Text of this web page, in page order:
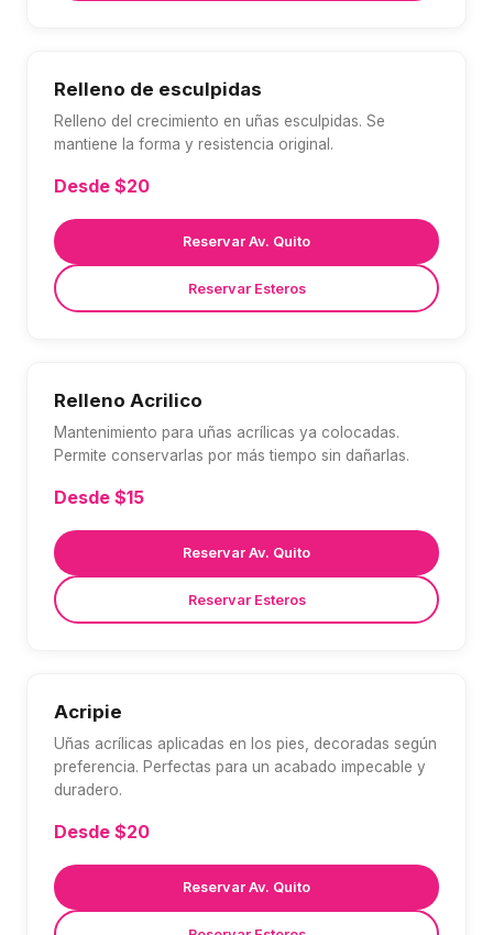
Relleno de esculpidas
Relleno del crecimiento en uñas esculpidas. Se
mantiene la forma y resistencia original.
Desde $20
Reservar Av. Quito
Reservar Esteros
Relleno Acrilico
Mantenimiento para uñas acrílicas ya colocadas.
Permite conservarlas por más tiempo sin dañarlas.
Desde $15
Reservar Av. Quito
Reservar Esteros
Acripie
Uñas acrílicas aplicadas en los pies, decoradas según
preferencia. Perfectas para un acabado impecable y
duradero.
Desde $20
Reservar Av. Quito